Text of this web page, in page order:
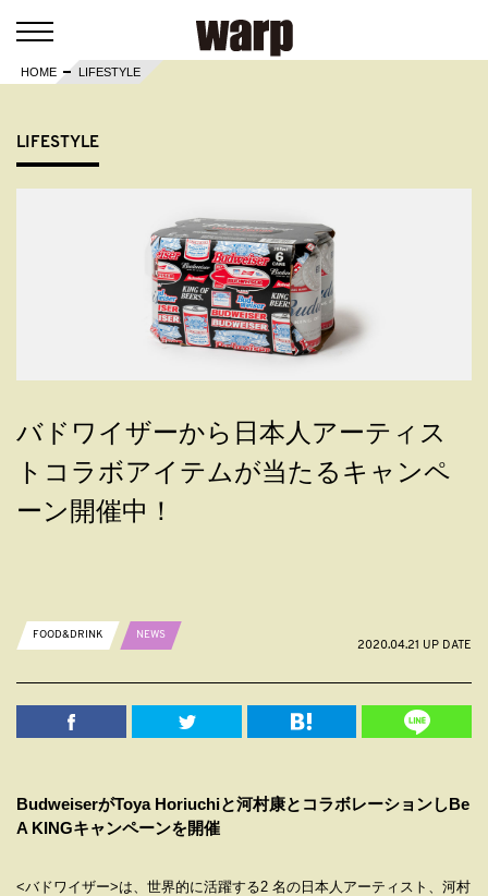
HOME LIFESTYLE
LIFESTYLE
バドワイザーから日本人アーティス
トコラボアイテムが当たるキャンペ
ーン開催中！
FOOD&DRINK
NEWS
2020.04.21 UP DATE
BudweiserがToya Horiuchiと河村康とコラボレーションしBe
A KINGキャンペーンを開催
<バドワイザー>は、世界的に活躍する2 名の⽇本⼈アーティスト、河村